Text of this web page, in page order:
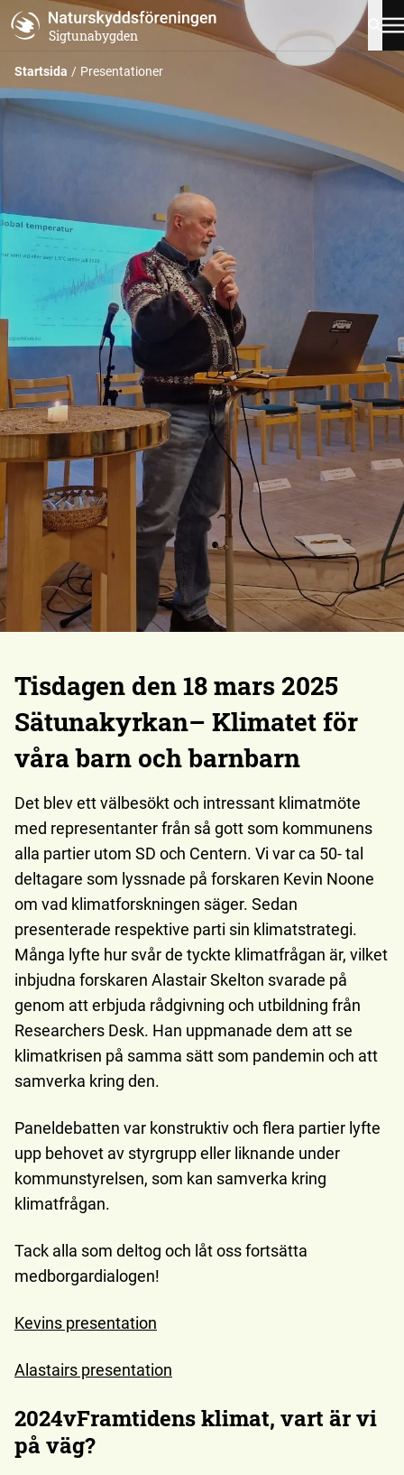
Sigtunabygden
Startsida Presentationer
Tisdagen den 18 mars 2025
Sätunakyrkan– Klimatet för
våra barn och barnbarn
Det blev ett välbesökt och intressant klimatmöte
med representanter från så gott som kommunens
alla partier utom SD och Centern. Vi var ca 50- tal
deltagare som lyssnade på forskaren Kevin Noone
om vad klimatforskningen säger. Sedan
presenterade respektive parti sin klimatstrategi.
Många lyfte hur svår de tyckte klimatfrågan är, vilket
inbjudna forskaren Alastair Skelton svarade på
genom att erbjuda rådgivning och utbildning från
Researchers Desk. Han uppmanade dem att se
klimatkrisen på samma sätt som pandemin och att
samverka kring den.
Paneldebatten var konstruktiv och flera partier lyfte
upp behovet av styrgrupp eller liknande under
kommunstyrelsen, som kan samverka kring
klimatfrågan.
Tack alla som deltog och låt oss fortsätta
medborgardialogen!
Kevins presentation
Alastairs presentation
2024vFramtidens klimat, vart är vi
på väg?